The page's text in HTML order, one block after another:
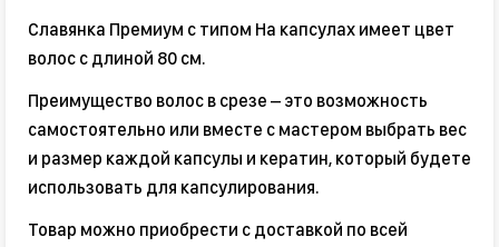
Славянка Премиум с типом На капсулах имеет цвет
волос с длиной 80 см.
Преимущество волос в срезе – это возможность
самостоятельно или вместе с мастером выбрать вес
и размер каждой капсулы и кератин, который будете
использовать для капсулирования.
Товар можно приобрести с доставкой по всей